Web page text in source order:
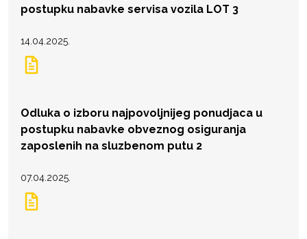
postupku nabavke servisa vozila LOT 3
14.04.2025.
Odluka o izboru najpovoljnijeg ponudjaca u
postupku nabavke obveznog osiguranja
zaposlenih na sluzbenom putu 2
07.04.2025.